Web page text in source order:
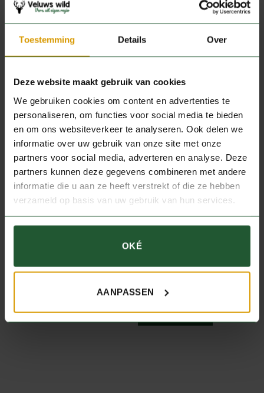
Toestemming Details Over
Deze website maakt gebruik van cookies
We gebruiken cookies om content en advertenties te
personaliseren, om functies voor social media te bieden
en om ons websiteverkeer te analyseren. Ook delen we
informatie over uw gebruik van onze site met onze
partners voor social media, adverteren en analyse. Deze
partners kunnen deze gegevens combineren met andere
informatie die u aan ze heeft verstrekt of die ze hebben
verzameld op basis van uw gebruik van hun services.
OKÉ
AANPASSEN
Bereiding:braden of stoven.
Productspecificaties
GEWICHT 1 kg
JE ZOU OOK KUNNEN HOUDEN
VAN …
€4,90per stuk
KRUIDEN EN SAUZEN
€11,98